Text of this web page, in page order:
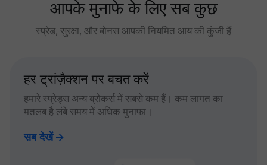
आपके मुनाफे के लिए सब कुछ
स्प्रेड, सुरक्षा, और बोनस आपकी नियमित आय की कुंजी हैं
हर ट्रांज़ैक्शन पर बचत करें
हमारे स्प्रेड्स अन्य ब्रोकर्स में सबसे कम हैं। कम लागत का
मतलब है लंबे समय में अधिक मुनाफा।
सब देखें